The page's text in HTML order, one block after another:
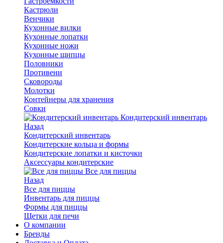
Кастрюли
Венчики
Кухонные вилки
Кухонные лопатки
Кухонные ножи
Кухонные щипцы
Половники
Противени
Сковороды
Молотки
Контейнеры для хранения
Совки
Кондитерский инвентарь
Назад
Кондитерский инвентарь
Кондитерские кольца и формы
Кондитерские лопатки и кисточки
Аксессуары кондитерские
Все для пиццы
Назад
Все для пиццы
Инвентарь для пиццы
Формы для пиццы
Щетки для печи
О компании
Бренды